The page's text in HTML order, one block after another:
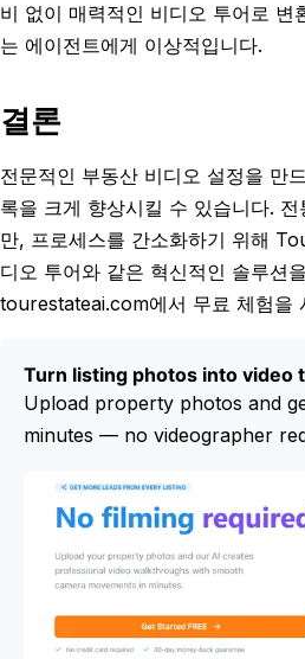
비 없이 매력적인 비디오 투어로 변
는 에이전트에게 이상적입니다.
결론
전문적인 부동산 비디오 설정을 만
록을 크게 향상시킬 수 있습니다.
만, 프로세스를 간소화하기 위해
디오 투어와 같은 혁신적인 솔루션
tourestateai.com에서 무료 체험을
Turn listing photos into video
Upload property photos and
minutes — no videographer